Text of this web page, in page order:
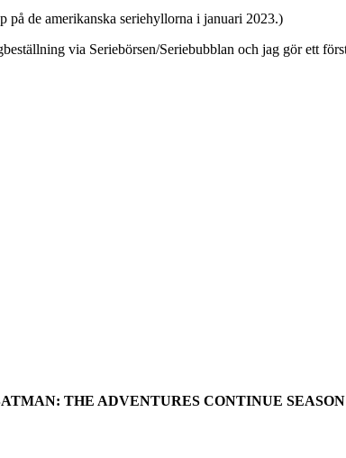
på de amerikanska seriehyllorna i januari 2023.)
via Seriebörsen/Seriebubblan och jag gör ett
THE ADVENTURES CONTINUE SEASON